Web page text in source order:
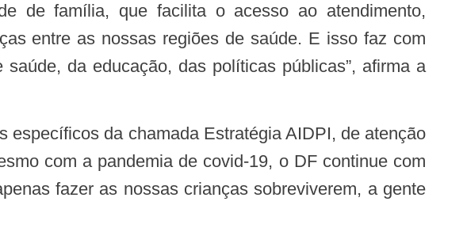
entre as nossas regiões de saúde. E isso faz com
da educação, das políticas públicas”, afirma a
com a pandemia de covid-19, o DF continue com
fazer as nossas crianças sobreviverem, a gente